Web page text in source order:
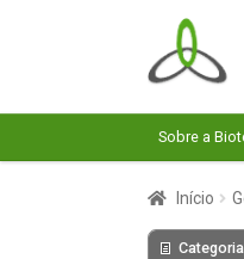
Pular
para
navegação
Pular
para
o
conteúdo
Sobre a
Início